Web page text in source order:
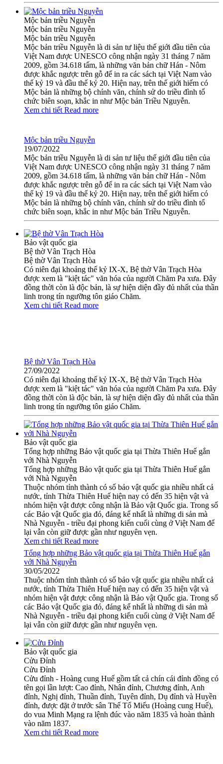
Mộc bản triều Nguyễn
Mộc bản triều Nguyễn
Mộc bản triều Nguyễn
Mộc bản triều Nguyễn là di sản tư liệu thế giới đầu tiên của
Việt Nam được UNESCO công nhận ngày 31 tháng 7 năm
2009, gồm 34.618 tấm, là những văn bản chữ Hán - Nôm
được khắc ngược trên gỗ để in ra các sách tại Việt Nam vào
thế kỷ 19 và đầu thế kỷ 20. Hiện nay, trên thế giới hiếm có
Mộc bản là những bộ chính văn, chính sử do triều đình tổ
chức biên soạn, khắc in như Mộc bản Triều Nguyễn.
Xem chi tiết Read more
Mộc bản triều Nguyễn
19/07/2022
Mộc bản triều Nguyễn là di sản tư liệu thế giới đầu tiên của
Việt Nam được UNESCO công nhận ngày 31 tháng 7 năm
2009, gồm 34.618 tấm, là những văn bản chữ Hán - Nôm
được khắc ngược trên gỗ để in ra các sách tại Việt Nam vào
thế kỷ 19 và đầu thế kỷ 20. Hiện nay, trên thế giới hiếm có
Mộc bản là những bộ chính văn, chính sử do triều đình tổ
chức biên soạn, khắc in như Mộc bản Triều Nguyễn.
Bảo vật quốc gia
Bệ thờ Vân Trạch Hòa
Bệ thờ Vân Trạch Hòa
Có niên đại khoảng thế kỷ IX-X, Bệ thờ Vân Trạch Hòa
được xem là "kiệt tác" văn hóa của người Chăm Pa xưa. Đây
đồng thời còn là độc bản, là sự hiện diện đầy đủ nhất của thần
linh trong tín ngưỡng tôn giáo Chăm.
Xem chi tiết Read more
Bệ thờ Vân Trạch Hòa
27/09/2022
Có niên đại khoảng thế kỷ IX-X, Bệ thờ Vân Trạch Hòa
được xem là "kiệt tác" văn hóa của người Chăm Pa xưa. Đây
đồng thời còn là độc bản, là sự hiện diện đầy đủ nhất của thần
linh trong tín ngưỡng tôn giáo Chăm.
Bảo vật quốc gia
Tổng hợp những Bảo vật quốc gia tại Thừa Thiên Huế gắn
với Nhà Nguyễn
Tổng hợp những Bảo vật quốc gia tại Thừa Thiên Huế gắn
với Nhà Nguyễn
Thuộc nhóm tỉnh thành có số bảo vật quốc gia nhiều nhất cả
nước, tỉnh Thừa Thiên Huế hiện nay có đến 35 hiện vật và
nhóm hiện vật được công nhận là Bảo vật Quốc gia. Trong số
các Bảo vật Quốc gia đó, đáng kể nhất là những di sản mà
Nhà Nguyễn - triều đại phong kiến cuối cùng ở Việt Nam để
lại vẫn còn giữ được gần như nguyên vẹn.
Xem chi tiết Read more
Tổng hợp những Bảo vật quốc gia tại Thừa Thiên Huế gắn
với Nhà Nguyễn
30/05/2022
Thuộc nhóm tỉnh thành có số bảo vật quốc gia nhiều nhất cả
nước, tỉnh Thừa Thiên Huế hiện nay có đến 35 hiện vật và
nhóm hiện vật được công nhận là Bảo vật Quốc gia. Trong số
các Bảo vật Quốc gia đó, đáng kể nhất là những di sản mà
Nhà Nguyễn - triều đại phong kiến cuối cùng ở Việt Nam để
lại vẫn còn giữ được gần như nguyên vẹn.
Bảo vật quốc gia
Cửu Đỉnh
Cửu Đỉnh
Cửu đỉnh - Hoàng cung Huế gồm tất cả chín cái đỉnh đồng có
tên gọi lần lượt: Cao đỉnh, Nhân đỉnh, Chương đỉnh, Anh
đỉnh, Nghị đỉnh, Thuần đỉnh, Tuyên đỉnh, Dụ đỉnh và Huyền
đỉnh, được đặt ở trước sân Thế Tổ Miếu (Hoàng cung Huế),
do vua Minh Mạng ra lệnh đúc vào năm 1835 và hoàn thành
vào năm 1837.
Xem chi tiết Read more